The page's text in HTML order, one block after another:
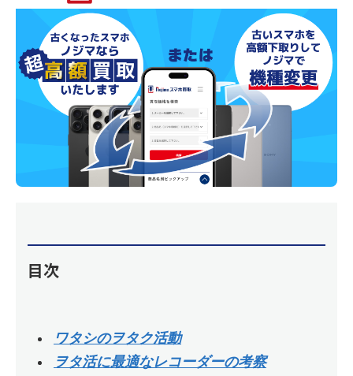
目次
ワタシのヲタク活動
ヲタ活に最適なレコーダーの考察